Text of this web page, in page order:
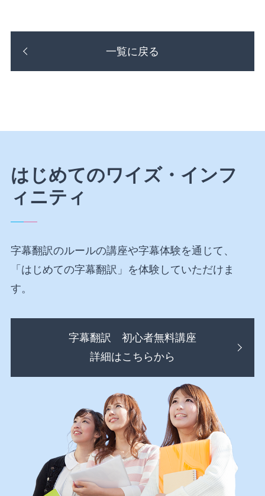
一覧に戻る
はじめてのワイズ・インフ
ィニティ
字幕翻訳のルールの講座や字幕体験を通じて、
「はじめての字幕翻訳」を体験していただけま
す。
字幕翻訳 初心者無料講座
詳細はこちらから